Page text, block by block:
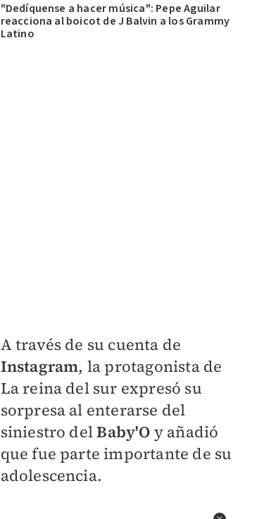
"Dedíquense a hacer música": Pepe Aguilar
reacciona al boicot de J Balvin a los Grammy
Latino
A través de su cuenta de
Instagram, la protagonista de
La reina del sur expresó su
sorpresa al enterarse del
siniestro delBaby'O y añadió
que fue parte importante de su
adolescencia.